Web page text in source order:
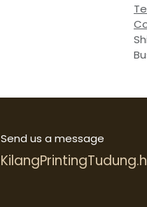
Send us a message